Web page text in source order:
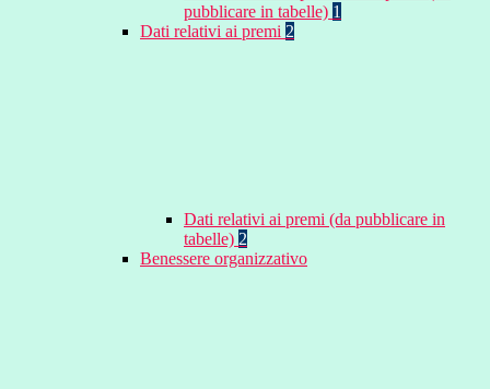
pubblicare in tabelle) 1
Dati relativi ai premi 2
Dati relativi ai premi (da pubblicare in
tabelle) 2
Benessere organizzativo